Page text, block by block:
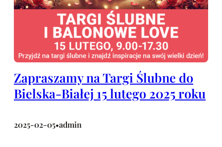
Zapraszamy na Targi Ślubne do
Bielska-Białej 15 lutego 2025 roku
2025-02-05•admin